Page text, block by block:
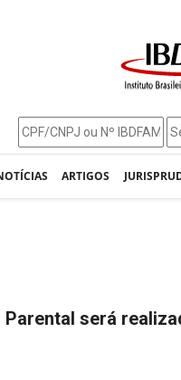
ARTIGOS
será